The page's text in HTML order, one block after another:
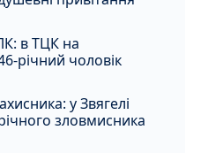
в ТЦК на
річний чоловік
у Звягелі
зловмисника